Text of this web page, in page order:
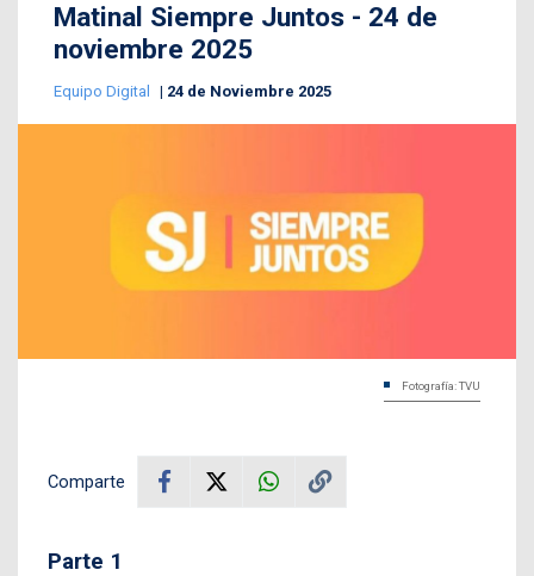
Matinal Siempre Juntos - 24 de
noviembre 2025
Equipo Digital 24 de Noviembre 2025
Fotografía: TVU
Comparte
Parte 1